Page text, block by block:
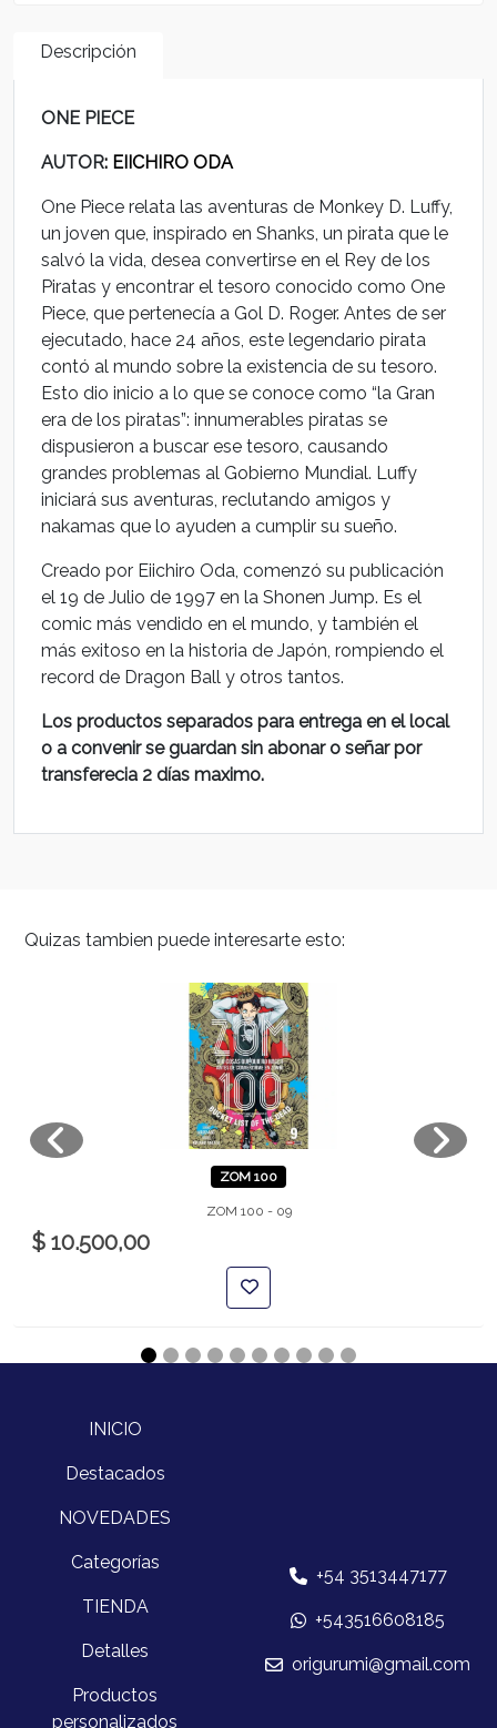
Descripción
ONE PIECE
AUTOR: EIICHIRO ODA
One Piece relata las aventuras de Monkey D. Luffy,
un joven que, inspirado en Shanks, un pirata que le
salvó la vida, desea convertirse en el Rey de los
Piratas y encontrar el tesoro conocido como One
Piece, que pertenecía a Gol D. Roger. Antes de ser
ejecutado, hace 24 años, este legendario pirata
contó al mundo sobre la existencia de su tesoro.
Esto dio inicio a lo que se conoce como “la Gran
era de los piratas”: innumerables piratas se
dispusieron a buscar ese tesoro, causando
grandes problemas al Gobierno Mundial. Luffy
iniciará sus aventuras, reclutando amigos y
nakamas que lo ayuden a cumplir su sueño.
Creado por Eiichiro Oda, comenzó su publicación
el 19 de Julio de 1997 en la Shonen Jump. Es el
comic más vendido en el mundo, y también el
más exitoso en la historia de Japón, rompiendo el
record de Dragon Ball y otros tantos.
Los productos separados para entrega en el local
o a convenir se guardan sin abonar o señar por
transferecia 2 días maximo.
Quizas tambien puede interesarte esto:
ZOM 100
ZOM 100 - 09
$ 10.500,00
INICIO
Destacados
NOVEDADES
Categorías
TIENDA
Detalles
Productos
personalizados
+54 3513447177
+543516608185
origurumi@gmail.com